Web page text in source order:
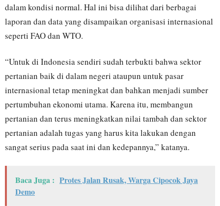
dalam kondisi normal. Hal ini bisa dilihat dari berbagai
laporan dan data yang disampaikan organisasi internasional
seperti FAO dan WTO.
“Untuk di Indonesia sendiri sudah terbukti bahwa sektor
pertanian baik di dalam negeri ataupun untuk pasar
internasional tetap meningkat dan bahkan menjadi sumber
pertumbuhan ekonomi utama. Karena itu, membangun
pertanian dan terus meningkatkan nilai tambah dan sektor
pertanian adalah tugas yang harus kita lakukan dengan
sangat serius pada saat ini dan kedepannya,” katanya.
Baca Juga : Protes Jalan Rusak, Warga Cipocok Jaya
Demo